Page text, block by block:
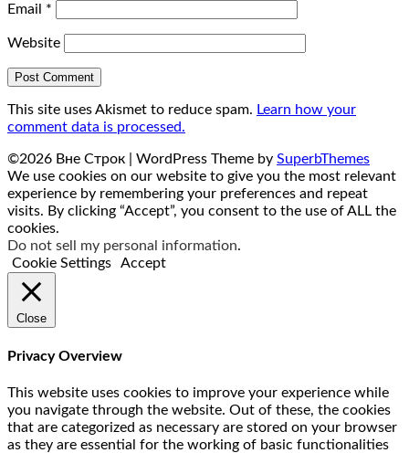
Email *
Website
This site uses Akismet to reduce spam. Learn how your
comment data is processed.
©2026 Вне Строк | WordPress Theme by SuperbThemes
We use cookies on our website to give you the most relevant
experience by remembering your preferences and repeat
visits. By clicking “Accept”, you consent to the use of ALL the
cookies.
Do not sell my personal information.
Cookie Settings
Accept
Close
Privacy Overview
This website uses cookies to improve your experience while
you navigate through the website. Out of these, the cookies
that are categorized as necessary are stored on your browser
as they are essential for the working of basic functionalities